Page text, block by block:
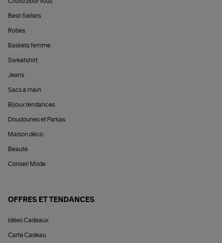
Best-Sellers
Robes
Baskets femme
Sweatshirt
Jeans
Sacs à main
Bijoux tendances
Doudounes et Parkas
Maison déco
Beauté
Conseil Mode
OFFRES ET TENDANCES
Idées Cadeaux
Carte Cadeau